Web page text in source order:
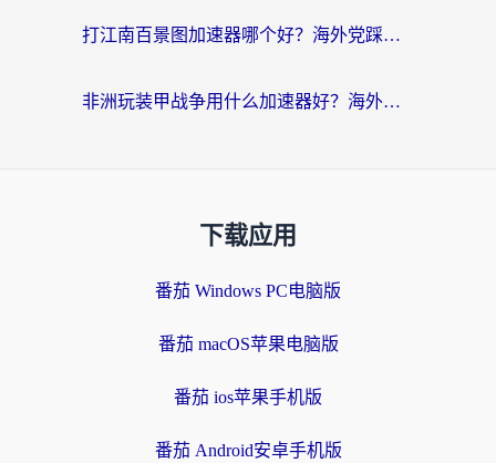
打江南百景图加速器哪个好？海外党踩坑N次后，终于找到不卡的秘诀
非洲玩装甲战争用什么加速器好？海外党亲测有效的国服游戏加速方案
下载应用
番茄 Windows PC电脑版
番茄 macOS苹果电脑版
番茄 ios苹果手机版
番茄 Android安卓手机版